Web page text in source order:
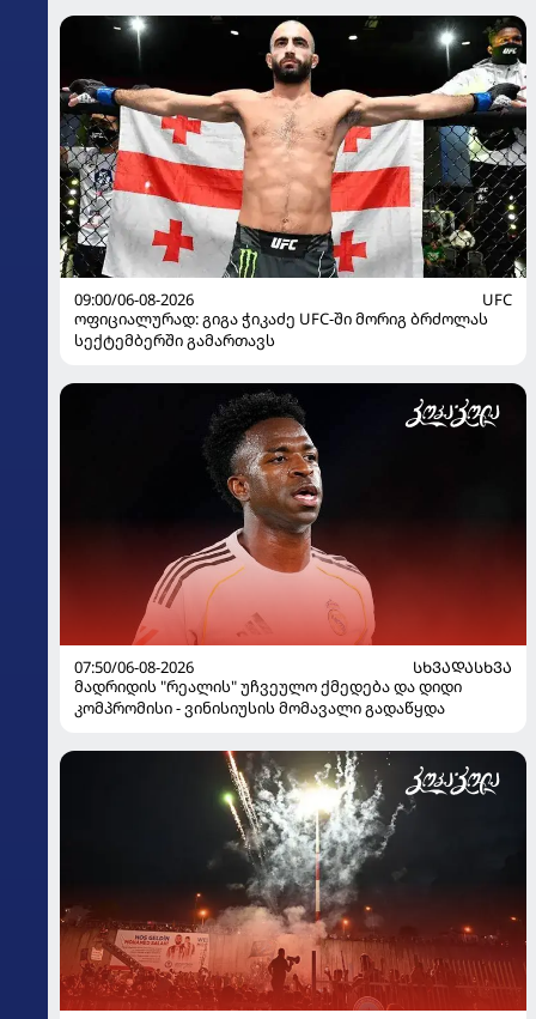
09:00/06-08-2026
UFC
ოფიციალურად: გიგა ჭიკაძე UFC-ში მორიგ ბრძოლას
სექტემბერში გამართავს
07:50/06-08-2026
ᲡᲮᲕᲐᲓᲐᲡᲮᲕᲐ
მადრიდის "რეალის" უჩვეულო ქმედება და დიდი
კომპრომისი - ვინისიუსის მომავალი გადაწყდა